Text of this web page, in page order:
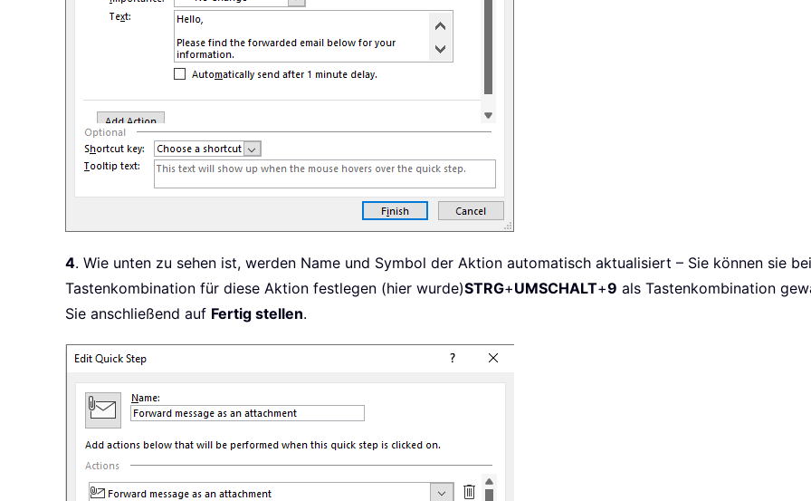
4. Wie unten zu sehen ist, werden Name und Symbol der Aktion automatisch aktualisiert – Sie können sie
Tastenkombination für diese Aktion festlegen (hier wurde)STRG+UMSCHALT+9 als Tastenkombination
Sie anschließend auf Fertig stellen.